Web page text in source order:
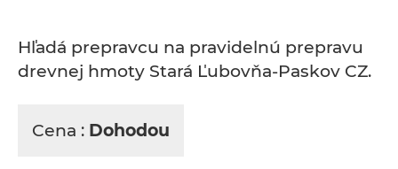
Hľadá prepravcu na pravidelnú prepravu
drevnej hmoty Stará Ľubovňa-Paskov CZ.
Cena : Dohodou